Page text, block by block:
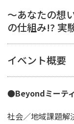
～あなたの想
の仕組み!? 実
イベント概要
●Beyondミーテ
社会／地域課題解